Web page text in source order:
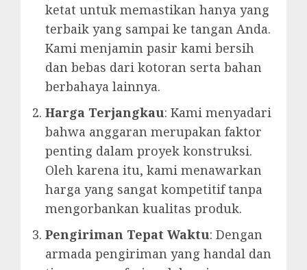
ketat untuk memastikan hanya yang
terbaik yang sampai ke tangan Anda.
Kami menjamin pasir kami bersih
dan bebas dari kotoran serta bahan
berbahaya lainnya.
Harga Terjangkau: Kami menyadari
bahwa anggaran merupakan faktor
penting dalam proyek konstruksi.
Oleh karena itu, kami menawarkan
harga yang sangat kompetitif tanpa
mengorbankan kualitas produk.
Pengiriman Tepat Waktu: Dengan
armada pengiriman yang handal dan